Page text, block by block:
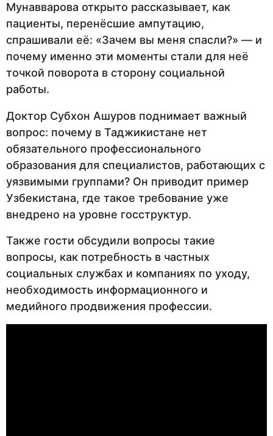
Мунавварова открыто рассказывает, как
пациенты, перенёсшие ампутацию,
спрашивали её: «Зачем вы меня спасли?» — и
почему именно эти моменты стали для неё
точкой поворота в сторону социальной
работы.
Доктор Субхон Ашуров поднимает важный
вопрос: почему в Таджикистане нет
обязательного профессионального
образования для специалистов, работающих с
уязвимыми группами? Он приводит пример
Узбекистана, где такое требование уже
внедрено на уровне госструктур.
Также гости обсудили вопросы такие
вопросы, как потребность в частных
социальных службах и компаниях по уходу,
необходимость информационного и
медийного продвижения профессии.